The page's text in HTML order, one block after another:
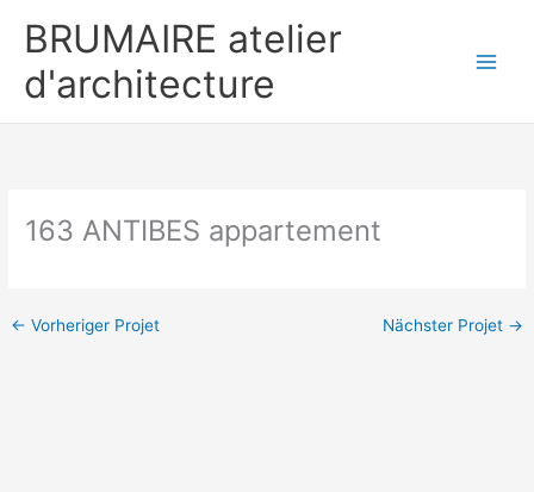
InhaltBRUMAIRE atelier
d'architecture
163 ANTIBES appartement
← Vorheriger Projet Nächster Projet →